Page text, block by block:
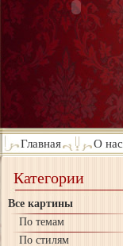
Главная О нас
Категории
Все картины
По темам
По стилям